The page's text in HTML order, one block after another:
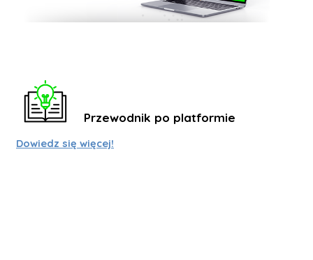
Przewodnik po platformie
Dowiedz się więcej!